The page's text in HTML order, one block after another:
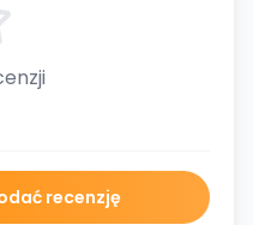
recenzję